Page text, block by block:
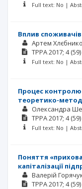
Full text: No |
Вплив споживачів
Артем
TPPA2017; 4(59)
Full text: No |
Процес контролю
теоретико-
Олександра
TPPA2017; 4(59)
Full text: No |
Поняття
капіталізації
Валерій
TPPA2017; 4(59)